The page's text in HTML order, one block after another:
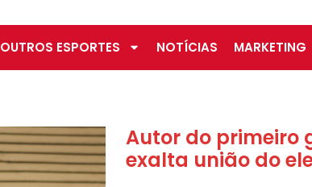
OUTROS ESPORTES NOTÍCIAS MARKETING
Autor do primeiro
exalta união do